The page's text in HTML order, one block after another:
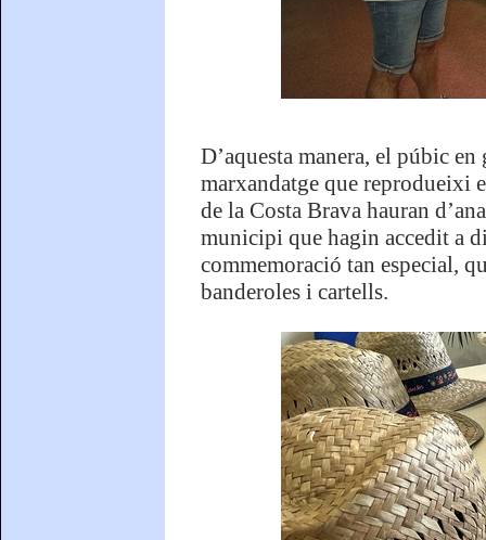
D’aquesta manera, el púbic
marxandatge que reprodueixi
de la Costa Brava hauran
municipi que hagin accedit a
commemoració tan especial,
banderoles i cartells.